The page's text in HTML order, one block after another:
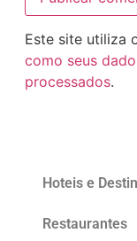
Este site utiliza
como seus
processados.
Hoteis e
Restaurantes